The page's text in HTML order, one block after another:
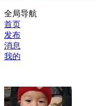
全局导航
首页
发布
消息
我的